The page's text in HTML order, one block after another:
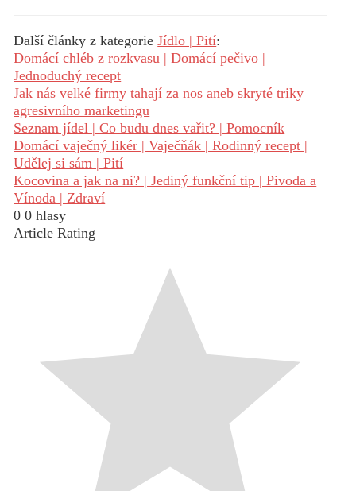
Další články z kategorieJídlo | Pití:
Domácí chléb z rozkvasu | Domácí pečivo |
Jednoduchý recept
Jak nás velké firmy tahají za nos aneb skryté triky
agresivního marketingu
Seznam jídel | Co budu dnes vařit? | Pomocník
Domácí vaječný likér | Vaječňák | Rodinný recept |
Udělej si sám | Pití
Kocovina a jak na ni? | Jediný funkční tip | Pivoda a
Vínoda | Zdraví
0 0 hlasy
Article Rating